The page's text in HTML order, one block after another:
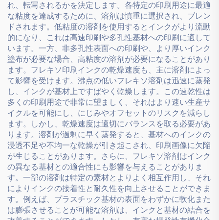
れ、転写されるかを決定します。各特定の印刷用途に最適
な粘度を達成するために、溶剤は慎重に選択され、ブレン
ドされます。低粘度の溶剤を使用するとインクがより流動
的になり、これは高速印刷や多孔性基材への印刷に適して
います。一方、非多孔性表面への印刷や、より厚いインク
塗布が必要な場合、高粘度の溶剤が必要になることがあり
ます。フレキソ印刷インクの乾燥速度も、主に溶剤によっ
て影響を受けます。沸点の低いフレキソ溶剤は迅速に蒸発
し、インクが基材上ですばやく乾燥します。この速乾性は
多くの印刷用途で非常に望ましく、それはより速い生産サ
イクルを可能にし、にじみやオフセットのリスクを減らし
ます。しかし、乾燥速度は適切にバランスを取る必要があ
ります。溶剤が過剰に早く蒸発すると、基材へのインクの
浸透不足や不均一な乾燥が引き起こされ、印刷画像に欠陥
が生じることがあります。さらに、フレキソ溶剤はインク
の異なる基材との適合性にも影響を与えることがありま
す。一部の溶剤は特定の素材とよりよく相互作用し、それ
によりインクの接着性と耐久性を向上させることができま
す。例えば、プラスチック基材の表面をわずかに軟化また
は膨張させることが可能な溶剤は、インクと基材の結合を